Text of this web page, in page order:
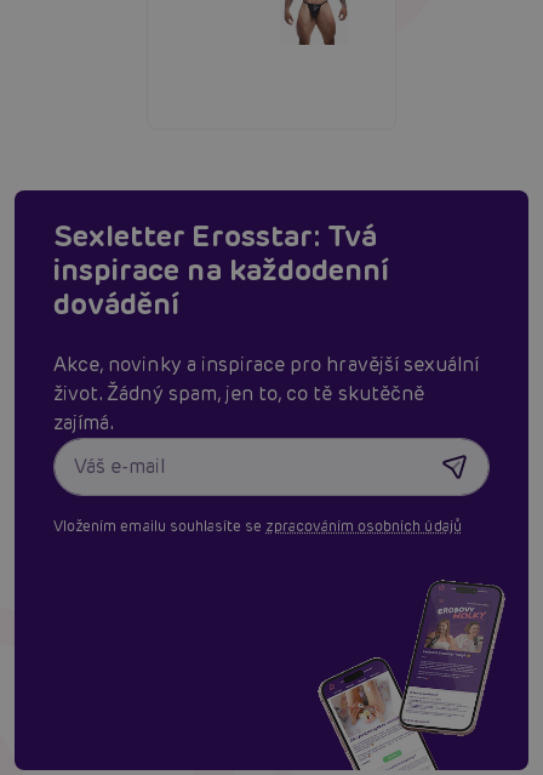
Sexletter Erosstar: Tvá
inspirace na každodenní
dovádění
Akce, novinky a inspirace pro hravější sexuální
život. Žádný spam, jen to, co tě skutěčně
zajímá.
Vložením emailu souhlasíte se zpracováním osobních údajů